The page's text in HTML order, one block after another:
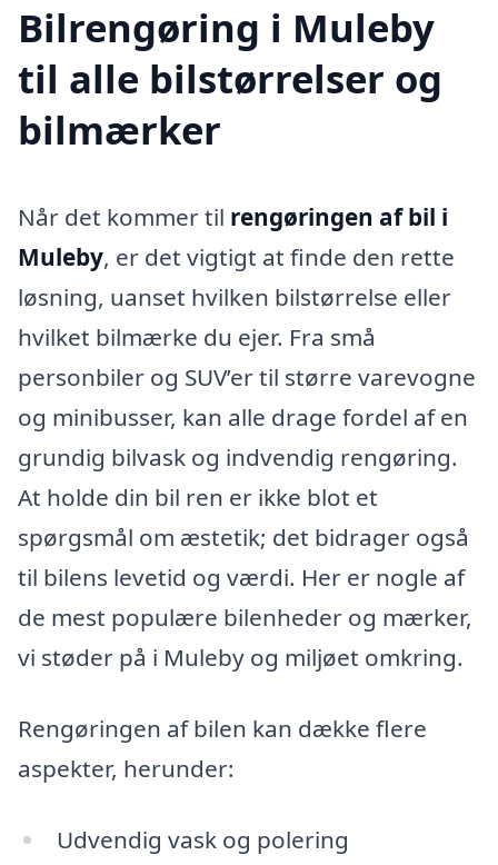
Bilrengøring i Muleby
til alle bilstørrelser og
bilmærker
Når det kommer til rengøringen af bil i
Muleby, er det vigtigt at finde den rette
løsning, uanset hvilken bilstørrelse eller
hvilket bilmærke du ejer. Fra små
personbiler og SUV’er til større varevogne
og minibusser, kan alle drage fordel af en
grundig bilvask og indvendig rengøring.
At holde din bil ren er ikke blot et
spørgsmål om æstetik; det bidrager også
til bilens levetid og værdi. Her er nogle af
de mest populære bilenheder og mærker,
vi støder på i Muleby og miljøet omkring.
Rengøringen af bilen kan dække flere
aspekter, herunder:
Udvendig vask og polering